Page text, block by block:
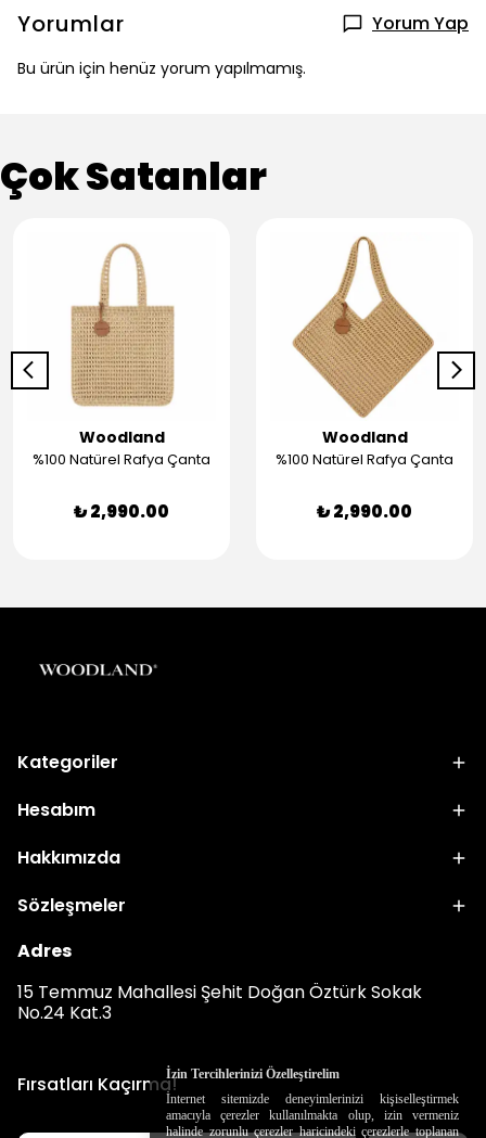
İzin Tercihlerinizi Özelleştirelim
İnternet sitemizde deneyimlerinizi kişiselleştirmek
amacıyla çerezler kullanılmakta olup, izin vermeniz
halinde zorunlu çerezler haricindeki çerezlerle toplanan
Yorumlar Yorum Yap
Bu ürün için henüz yorum yapılmamış.
Çok Satanlar
Woodland
%100 Natürel Rafya Çanta
₺ 2,990.00
Woodland
%100 Natürel Rafya Çanta
₺ 2,990.00
Kategoriler
Hesabım
Hakkımızda
Sözleşmeler
Adres
15 Temmuz Mahallesi Şehit Doğan Öztürk Sokak
No.24 Kat.3
Fırsatları Kaçırma!